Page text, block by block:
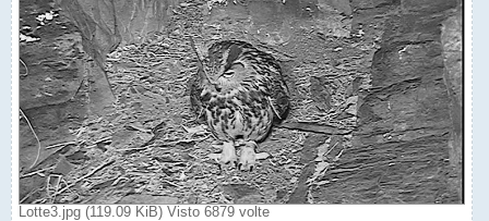
Lotte3.jpg (119.09 KiB) Visto 6879 volte